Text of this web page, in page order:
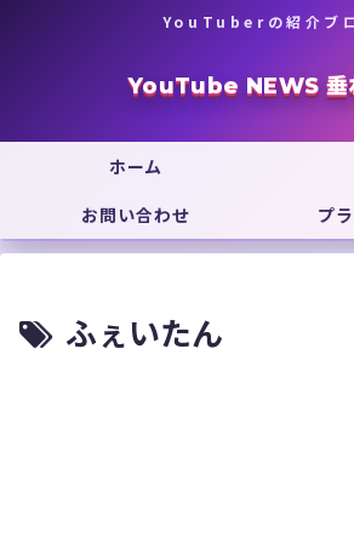
YouTuberの紹介ブ
YouTube NEWS 垂
ホーム
お問い合わせ
プ
ふぇいたん